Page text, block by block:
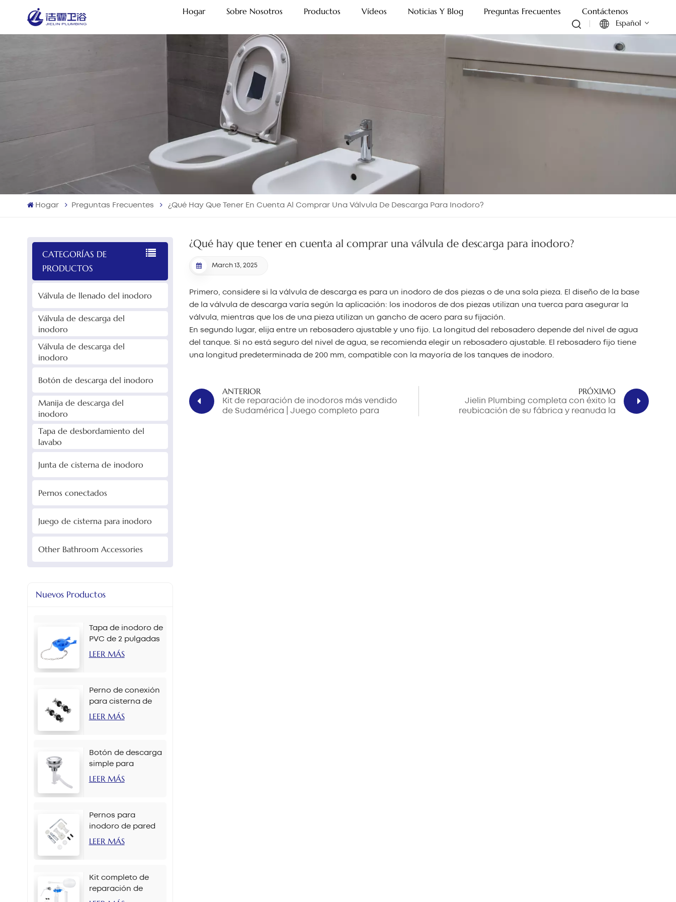
Hogar Sobre Nosotros Productos Vídeos Noticias Y Blog Preguntas Frecuentes Contáctenos
Español
Français
Hogar Preguntas Frecuentes ¿Qué Hay Que Tener En Cuenta Al Comprar Una Válvula De Descarga Para Inodoro?
CATEGORÍAS DE
PRODUCTOS
Válvula de llenado del inodoro
Válvula de descarga del
inodoro
Válvula de descarga del
inodoro
Botón de descarga del inodoro
Manija de descarga del
inodoro
Tapa de desbordamiento del
lavabo
Junta de cisterna de inodoro
Pernos conectados
Juego de cisterna para inodoro
Other Bathroom Accessories
Nuevos Productos
Tapa de inodoro de
PVC de 2 pulgadas
en varios colores
LEER MÁS
Perno de conexión
para cisterna de
inodoro M6 x 90
LEER MÁS
Botón de descarga
simple para
inodoro de 38 mm
LEER MÁS
Pernos para
inodoro de pared
M12 x 70 mm
LEER MÁS
Kit completo de
reparación de
tanque de inodoro
¿Qué hay que tener en cuenta al comprar una válvula de descarga para inodoro?
March 13, 2025
Primero, considere si la válvula de descarga es para un inodoro de dos piezas o de una sola pieza. El diseño de la base
de la válvula de descarga varía según la aplicación: los inodoros de dos piezas utilizan una tuerca para asegurar la
válvula, mientras que los de una pieza utilizan un gancho de acero para su fijación.
En segundo lugar, elija entre un rebosadero ajustable y uno fijo. La longitud del rebosadero depende del nivel de agua
del tanque. Si no está seguro del nivel de agua, se recomienda elegir un rebosadero ajustable. El rebosadero fijo tiene
una longitud predeterminada de 200 mm, compatible con la mayoría de los tanques de inodoro.
ANTERIOR
Kit de reparación de inodoros más vendido
de Sudamérica | Juego completo para
PRÓXIMO
Jielin Plumbing completa con éxito la
reubicación de su fábrica y reanuda la